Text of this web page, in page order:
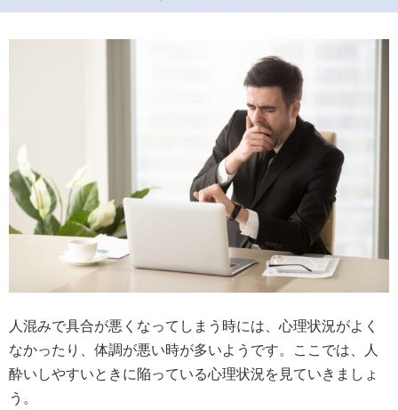
人混みで具合が悪くなってしまう時には、心理状況がよく
なかったり、体調が悪い時が多いようです。ここでは、人
酔いしやすいときに陥っている心理状況を見ていきましょ
う。